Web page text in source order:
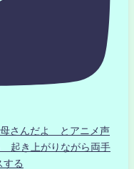
さんだよ とアニメ声
起き上がりながら両手
る